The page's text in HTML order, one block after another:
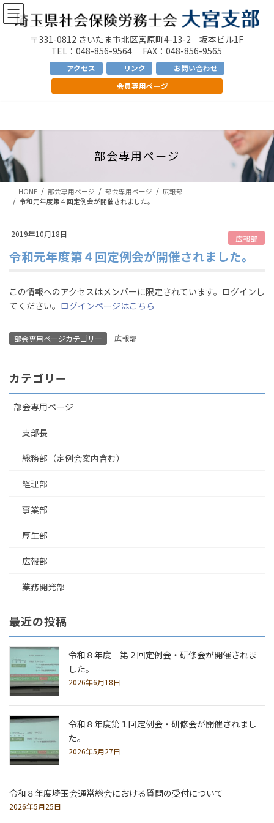
コ
ン
プ
ナ
ビ
動
〒331-0812 さいたま市北区宮原町4-13-2 坂本ビル1F
TEL：048-856-9564 FAX：048-856-9565
アクセス リンク
お問い合わせ
会員専用ページ
部会専用ページ
HOME 部会専用ページ 部会専用ページ
広報部
令和元年度第４回定例会が開催されました。
2019年10月18日 広報部
令和元年度第４回定例会が開催されました。
この情報へのアクセスはメンバーに限定されています。ログインし
てください。 ログインページはこちら
部会専用ページカテゴリー 広報部
カテゴリー
部会専用ページ
支部長
総務部（定例会案内含む）
経理部
事業部
厚生部
広報部
業務開発部
最近の投稿
令和８年度 第２回定例会・研修会が開催されま
した。
2026年6月18日
令和８年度第１回定例会・研修会が開催されまし
た。
2026年5月27日
令和８年度埼玉会通常総会における質問の受付について
2026年5月25日